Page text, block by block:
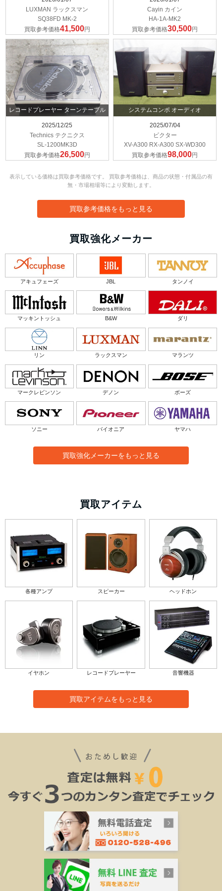
LUXMAN ラックスマン
SQ38FD MK-2
買取参考価格41,500円
Cayin カイン
HA-1A-MK2
買取参考価格30,500円
レコードプレーヤー ターンテーブル
2025/12/25
Technics テクニクス
SL-1200MK3D
買取参考価格26,500円
システムコンポ オーディオ
2025/07/04
ビクター
XV-A300 RX-A300 SX-WD300
買取参考価格98,000円
表示している価格は買取参考価格です。 買取参考価格は、商品の状態・付属品の有
無・市場相場等により変動します。
買取参考価格をもっと見る
買取強化メーカー
アキュフェーズ JBL タンノイ
マッキントッシュ B&W ダリ
リン ラックスマン マランツ
マークレビンソン デノン ボーズ
ソニー パイオニア ヤマハ
買取強化メーカーをもっと見る
買取アイテム
各種アンプ スピーカー ヘッドホン
イヤホン レコードプレーヤー 音響機器
買取アイテムをもっと見る